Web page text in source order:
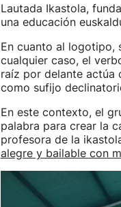
Lautada Ikastola,
una educación
En cuanto al logotipo,
cualquier caso, el
raíz por delante actúa
como sufijo
En este contexto, el
palabra para crear la
profesora de la
alegre y bailable con